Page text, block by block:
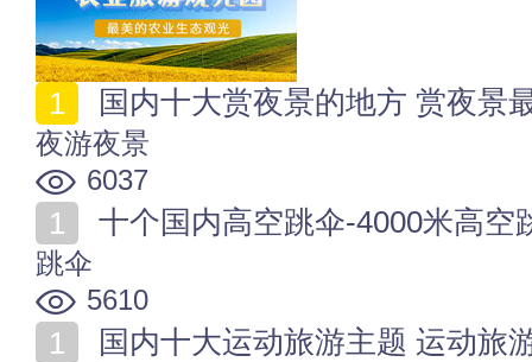
国内十大赏夜景的地方 赏夜景最
夜游夜景
6037
十个国内高空跳伞-4000米高空跳伞的地
跳伞
5610
国内十大运动旅游主题 运动旅游